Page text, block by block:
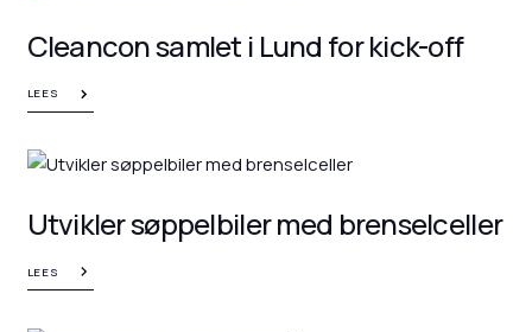
Cleancon samlet i Lund for kick-off
LEES
Utvikler søppelbiler med brenselceller
LEES